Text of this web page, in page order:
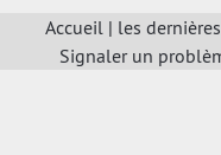
Accueil | les
Signaler un